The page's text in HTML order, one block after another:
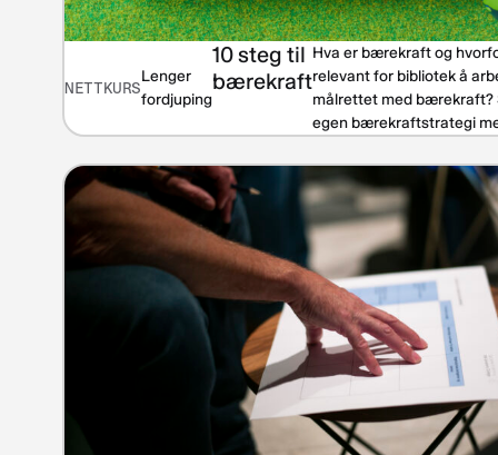
NETTKURS
Lenger
fordjuping
10 steg til
bærekraft
Hva er bærekraft og
relevant for bibliotek å
målrettet med bærekraft?
egen bærekraftstrategi